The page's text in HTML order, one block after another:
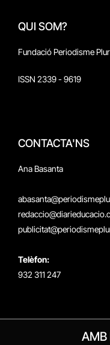
QUI SOM?
Fundació Periodisme
ISSN 2339 - 9619
CONTACTA'NS
Ana Basanta
Telèfon:
932 311 247
AMB